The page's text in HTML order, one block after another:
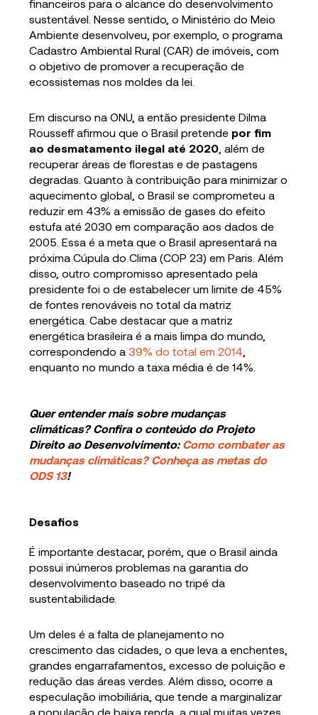
financeiros para o alcance do desenvolvimento
sustentável. Nesse sentido, o Ministério do Meio
Ambiente desenvolveu, por exemplo, o programa
Cadastro Ambiental Rural (CAR) de imóveis, com
o objetivo de promover a recuperação de
ecossistemas nos moldes da lei.
Em discurso na ONU, a então presidente Dilma
Rousseff afirmou que o Brasil pretende por fim
ao desmatamento ilegal até 2020 , além de
recuperar áreas de florestas e de pastagens
degradas. Quanto à contribuição para minimizar o
aquecimento global, o Brasil se comprometeu a
reduzir em 43% a emissão de gases do efeito
estufa até 2030 em comparação aos dados de
2005. Essa é a meta que o Brasil apresentará na
próxima Cúpula do Clima (COP 23) em Paris. Além
disso, outro compromisso apresentado pela
presidente foi o de estabelecer um limite de 45%
de fontes renováveis no total da matriz
energética. Cabe destacar que a matriz
energética brasileira é a mais limpa do mundo,
correspondendo a39% do total em 2014
enquanto no mundo a taxa média é de 14%.
Quer entender mais sobre mudanças
climáticas? Confira o conteúdo do Projeto
Direito ao Desenvolvimento: Como combater as
mudanças climáticas? Conheça as metas do
ODS 13!
Desafios
É importante destacar, porém, que o Brasil ainda
possui inúmeros problemas na garantia do
desenvolvimento baseado no tripé da
sustentabilidade.
Um deles é a falta de planejamento no
crescimento das cidades, o que leva a enchentes,
grandes engarrafamentos, excesso de poluição e
redução das áreas verdes. Além disso, ocorre a
especulação imobiliária, que tende a marginalizar
a população de baixa renda, a qual muitas vezes